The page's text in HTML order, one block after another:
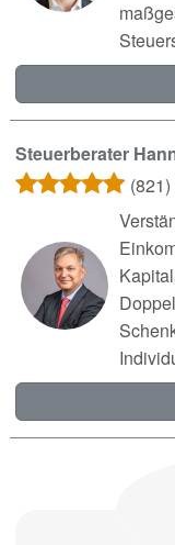
Steuerberater
(821)